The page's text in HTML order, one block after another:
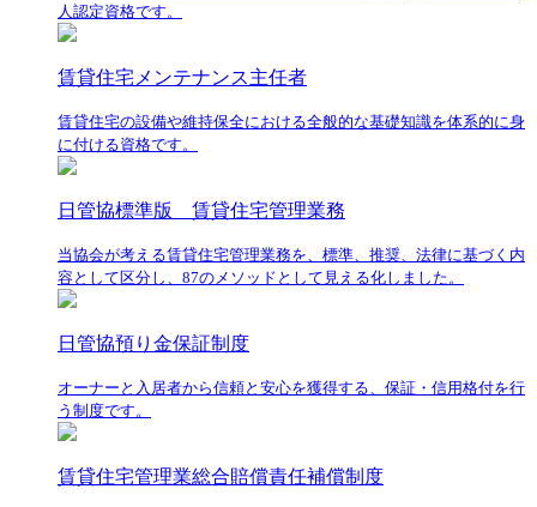
人認定資格です。
賃貸住宅メンテナンス主任者
賃貸住宅の設備や維持保全における全般的な基礎知識を体系的に身
に付ける資格です。
日管協標準版 賃貸住宅管理業務
当協会が考える賃貸住宅管理業務を、標準、推奨、法律に基づく内
容として区分し、87のメソッドとして見える化しました。
日管協預り金保証制度
オーナーと入居者から信頼と安心を獲得する、保証・信用格付を行
う制度です。
賃貸住宅管理業総合賠償責任補償制度